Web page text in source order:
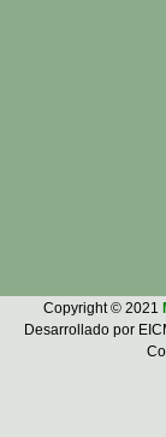
Copyright © 2021
Desarrollado por